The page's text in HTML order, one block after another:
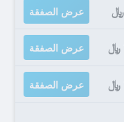
عرض الصفقة
عرض الصفقة
عرض الصفقة